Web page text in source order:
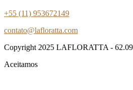
+55 (11) 953672149
contato@lafloratta.com
Copyright 2025 LAFLORATTA -
Aceitamos